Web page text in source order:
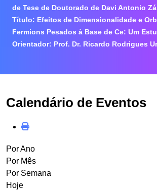
de Tese de Doutorado de Davi Antonio
Título: Efeitos de Dimensionalidade e
Fermions Pesados à Base de Ce: Um
Orientador: Prof. Dr. Ricardo Rodrigues
Calendário de Eventos
Por Ano
Por Mês
Por Semana
Hoje